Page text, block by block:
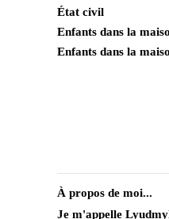
État civil
Enfants dans la
Enfants dans la
À propos de moi...
Je m'appelle